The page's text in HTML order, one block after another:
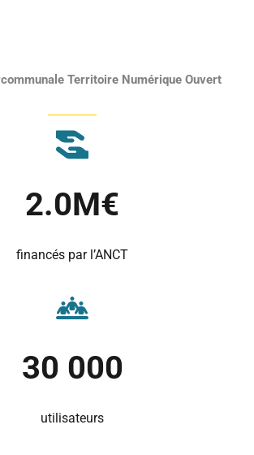
Territoire Numérique Ouvert
2.0M€
financés par l’ANCT
30 000
utilisateurs